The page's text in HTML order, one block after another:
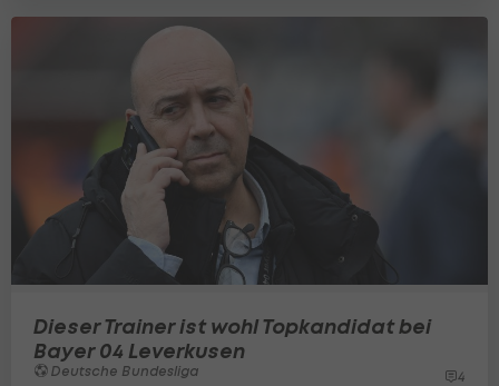
Dieser Trainer ist wohl Topkandidat bei
Bayer 04 Leverkusen
Deutsche Bundesliga 4